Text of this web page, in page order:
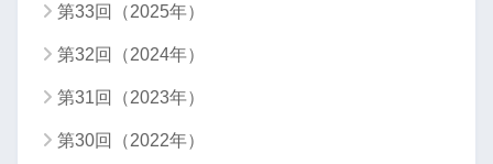
第33回（2025年）
第32回（2024年）
第31回（2023年）
第30回（2022年）